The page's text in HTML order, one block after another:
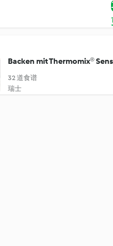
Backen mit Thermomix®
32 道食谱
瑞士